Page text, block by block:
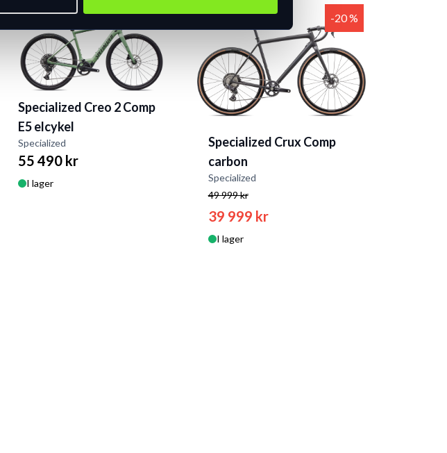
Specialized Creo 2 Comp
E5 elcykel
Specialized
55 490 kr
I lager
-20 %
Specialized Crux Comp
carbon
Specialized
49 999 kr
39 999 kr
I lager